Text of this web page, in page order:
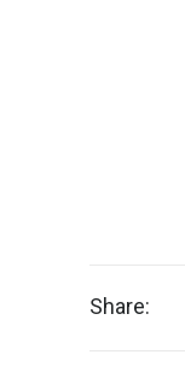
Share: